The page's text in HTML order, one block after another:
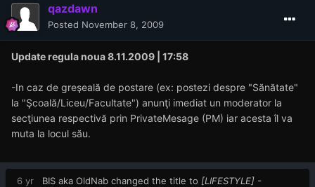
qazdawn
Posted November 8, 2009
Update regula noua 8.11.2009 | 17:58
-In caz de greşeală de postare (ex: postezi despre "Sănătate"
la "Şcoală/Liceu/Facultate") anunţi imediat un moderator la
secţiunea respectivă prin PrivateMesage (PM) iar acesta îl va
muta la locul său.
6 yr BIS aka OldNab changed the title to [LIFESTYLE] -